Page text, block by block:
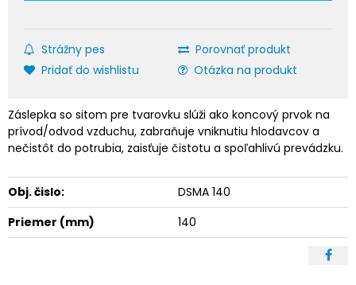
Strážny pes
Porovnať produkt
Pridať do wishlistu
Otázka na produkt
Záslepka so sitom pre tvarovku slúži ako koncový prvok na
prívod/odvod vzduchu, zabraňuje vniknutiu hlodavcov a
nečistôt do potrubia, zaisťuje čistotu a spoľahlivú prevádzku.
Obj. čislo:
DSMA 140
Priemer (mm)
140